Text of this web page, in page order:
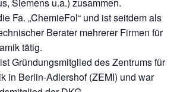
Fa. „ChemieFol“ und ist seitdem als
Berater mehrerer Firmen für
tätig.
Gründungsmitglied des Zentrums für
in Berlin-Adlershof (ZEMI) und war